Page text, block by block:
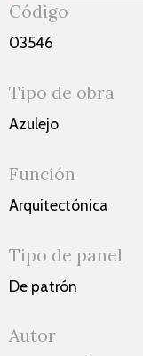
Código
03546
Tipo de obra
Azulejo
Función
Arquitectónica
Tipo de panel
De patrón
Autor